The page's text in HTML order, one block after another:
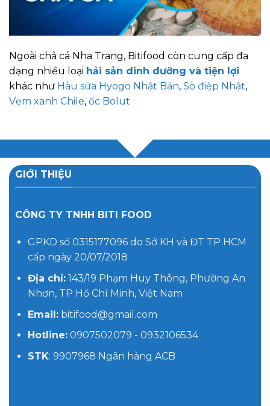
Ngoài chả cá Nha Trang, Bitifood còn cung cấp đa
dạng nhiều loại hải sản dinh dưỡng và tiện lợi
khác như Hàu sữa Hyogo Nhật Bản, Sò điệp Nhật,
Vẹm xanh Chile, ốc Bolut
GIỚI THIỆU
CÔNG TY TNHH BITI FOOD
GPKD số 0315177096 do Sở KH và ĐT TP HCM
cấp ngày 20/07/2018
Địa chỉ:143/19 Phạm Huy Thông, Phường An
Nhơn, TP Hồ Chí Minh, Việt Nam
Email:bitifood@gmail.com
Hotline:0907502079 - 0932106534
STK: 9907968 Ngân hàng ACB